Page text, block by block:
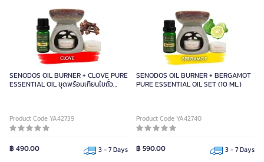
SENODOS OIL BURNER + CLOVE PURE
ESSENTIAL OIL ชุดพร้อมเทียนไขถั่ว
Product Code YA42739
฿ 490.00 3 - 7 Days
SENODOS OIL BURNER + BERGAMOT
PURE ESSENTIAL OIL SET (10 ML.)
Product Code YA42740
฿ 590.00 3 - 7 Days